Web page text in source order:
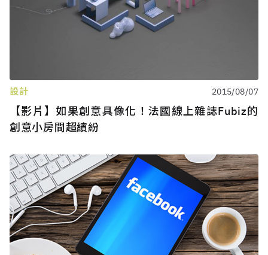
設計 2015/08/07
【影片】如果創意具像化！法國線上雜誌Fubiz的
創意小房間超繽紛